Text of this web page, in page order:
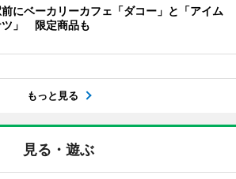
にベーカリーカフェ「ダコー」と「アイム
ツ」 限定商品も
もっと見る
見る・遊ぶ